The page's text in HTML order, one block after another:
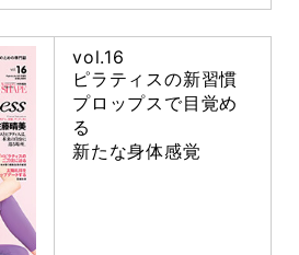
vol.16
ピラティスの新習慣
プロップスで目覚め
る
新たな身体感覚